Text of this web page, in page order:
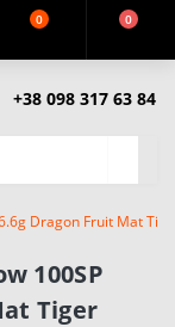
0 0
+38 098 317 63 84
Dragon Fruit Mat
100SP
Tiger